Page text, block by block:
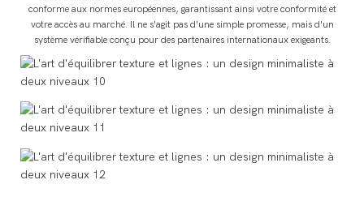
conforme aux normes européennes, garantissant ainsi votre conformité et
votre accès au marché. Il ne s'agit pas d'une simple promesse, mais d'un
système vérifiable conçu pour des partenaires internationaux exigeants.